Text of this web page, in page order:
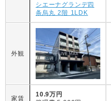
シエーナグランデ四
条烏丸 2階 1LDK
外観
家賃
10.9万円